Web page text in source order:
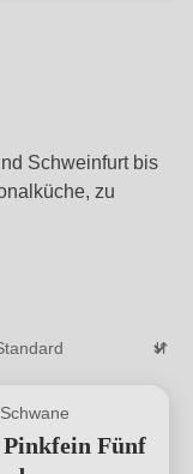
Schweinfurt bis
zu
Pinkfein Fünf